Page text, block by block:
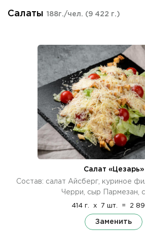
Салаты 188г./чел. (9 422 г.)
Салат «Цезарь»
Состав: салат Айсберг, куриное
Черри, сыр Пармезан,
414 г. x 7 шт. = 2
Заменить